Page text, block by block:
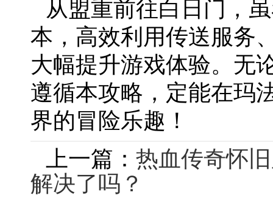
从盟重前往白日门，
本，高效利用传送服务
大幅提升游戏体验。无
遵循本攻略，定能在玛
界的冒险乐趣！
上一篇： 热血传奇怀
解决了吗？